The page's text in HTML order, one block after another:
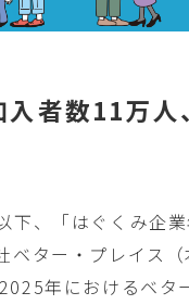
入者数11万
下、「はぐくみ企業
ベター・プレイス
年におけるベタ